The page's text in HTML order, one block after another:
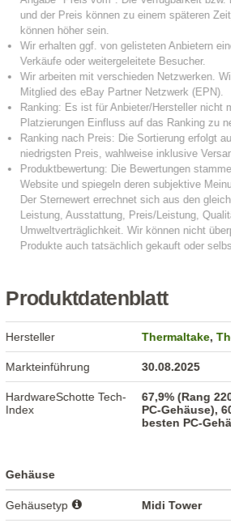
Produktdatenblatt
Hersteller Thermaltake,
Markteinführung 30.08.2025
HardwareSchotte Tech-
Index
67,9% (Rang
PC-Gehäuse),
besten PC-
Gehäuse
Gehäusetyp Midi Tower